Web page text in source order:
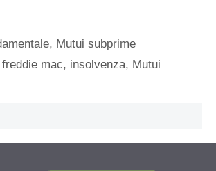
, Mutui subprime
freddie mac, insolvenza, Mutui